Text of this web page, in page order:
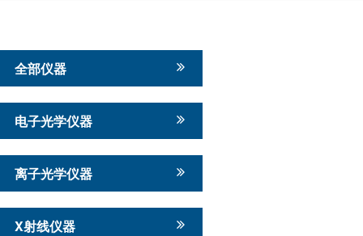
全部仪器
电子光学仪器
离子光学仪器
X射线仪器